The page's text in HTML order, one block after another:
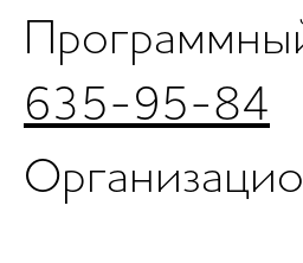
635-95-84